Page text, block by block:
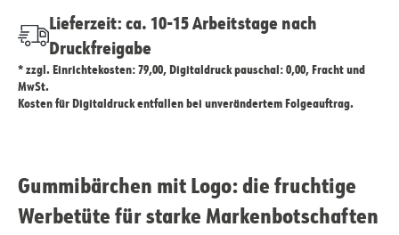
Lieferzeit: ca. 10-15 Arbeitstage nach
Druckfreigabe
* zzgl. Einrichtekosten: 79,00, Digitaldruck pauschal: 0,00, Fracht und
MwSt.
Kosten für Digitaldruck entfallen bei unverändertem Folgeauftrag.
Gummibärchen mit Logo: die fruchtige
Werbetüte für starke Markenbotschaften